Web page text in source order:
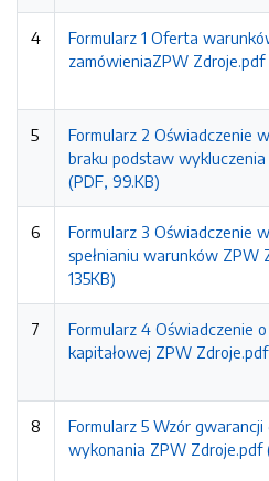
4
Formularz 1 Oferta
zamówieniaZPW Zdroje.pdf
5
Formularz 2 Oświadczenie
braku podstaw
(PDF, 99.KB)
6
Formularz 3 Oświadczenie
spełnianiu warunków ZPW
135KB)
7
Formularz 4 Oświadczenie
kapitałowej ZPW Zdroje.pdf
8
Formularz 5 Wzór gwarancji
wykonania ZPW Zdroje.pdf